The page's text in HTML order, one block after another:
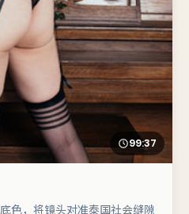
99:37
色，将镜头对准泰国社会缝隙